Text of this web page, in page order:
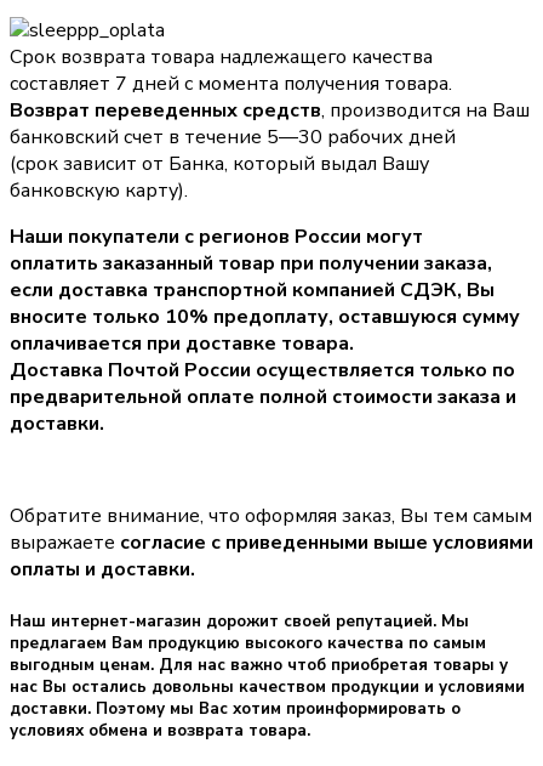
Срок возврата товара надлежащего качества
составляет 7 дней с момента получения товара.
Возврат переведенных средств, производится на Ваш
банковский счет в течение 5—30 рабочих дней
(срок зависит от Банка, который выдал Вашу
банковскую карту).
Наши покупатели с регионов России могут
оплатить заказанный товар при получении заказа,
если доставка транспортной компанией СДЭК, Вы
вносите только 10% предоплату, оставшуюся сумму
оплачивается при доставке товара.
Доставка Почтой России осуществляется только по
предварительной оплате полной стоимости заказа и
доставки.
Обратите внимание, что оформляя заказ, Вы тем самым
выражаете согласие с приведенными выше условиями
оплаты и доставки.
Наш интернет-магазин дорожит своей репутацией. Мы
предлагаем Вам продукцию высокого качества по самым
выгодным ценам. Для нас важно чтоб приобретая товары у
нас Вы остались довольны качеством продукции и условиями
доставки. Поэтому мы Вас хотим проинформировать о
условиях обмена и возврата товара.